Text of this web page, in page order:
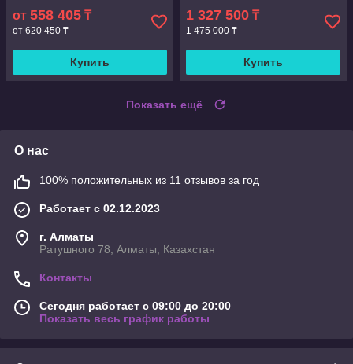
от 558 405 ₸
от 620 450 ₸
Купить
1 327 500 ₸
1 475 000 ₸
Купить
Показать ещё
О нас
100% положительных из 11 отзывов за год
Работает с 02.12.2023
г. Алматы
Ратушного 78, Алматы, Казахстан
Контакты
Сегодня работает с 09:00 до 20:00
Показать весь график работы